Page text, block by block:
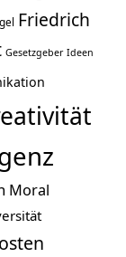
Friedrich
Gesetzgeber Ideen
Moral